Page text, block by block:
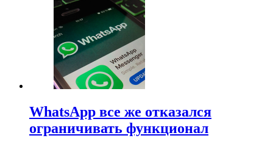
WhatsApp все же отказался
ограничивать функционал